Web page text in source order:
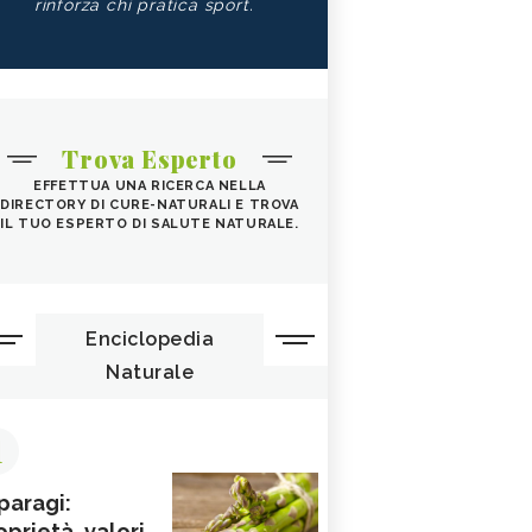
rinforza chi pratica sport.
Trova Esperto
EFFETTUA UNA RICERCA NELLA
DIRECTORY DI CURE-NATURALI E TROVA
IL TUO ESPERTO DI SALUTE NATURALE.
Enciclopedia
Naturale